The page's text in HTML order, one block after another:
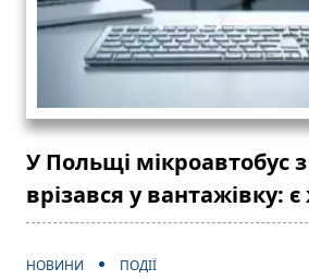
У Польщі мікроавтобус
врізався у вантажівку:
НОВИНИ
ПОДІЇ